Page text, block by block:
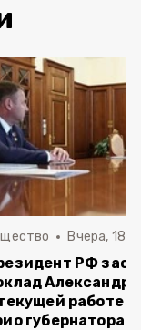
Вчера,
РФ
работе
губернатора